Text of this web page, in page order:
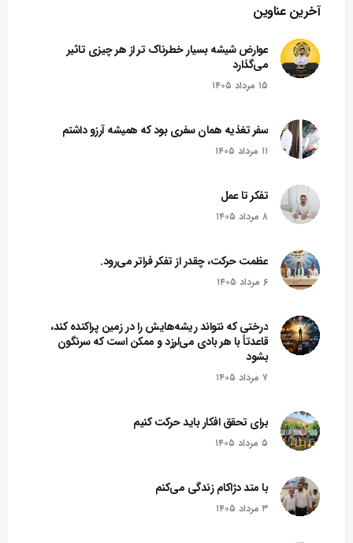
آخرین عناوین
عوارض شیشه بسیار خطرناک تر از هر چیزی تاثیر
می‌گذارد
۱۵ مرداد ۱۴۰۵
سفر تغذیه همان سفری بود که همیشه آرزو داشتم
۱۱ مرداد ۱۴۰۵
تفکر تا عمل
۸ مرداد ۱۴۰۵
عظمت حرکت، چقدر از تفکر فراتر می‌رود.
۶ مرداد ۱۴۰۵
درختی که نتواند ریشه‌هایش را در زمین پراکنده کند،
قاعدتاً با هر بادی می‌لرزد و ممکن است که سرنگون
بشود‌
۷ مرداد ۱۴۰۵
برای تحقق افکار باید حرکت کنیم
۵ مرداد ۱۴۰۵
با متد دژاکام زندگی می‌کنم
۳ مرداد ۱۴۰۵